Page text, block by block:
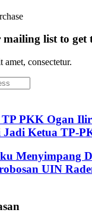
list to get
consectetur.
PKK Ogan
Ketua TP-
Menyimpang
UIN